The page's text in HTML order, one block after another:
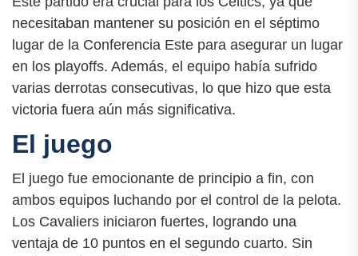
necesitaban mantener su posición en el séptimo
lugar de la Conferencia Este para asegurar un lugar
en los playoffs. Además, el equipo había sufrido
varias derrotas consecutivas, lo que hizo que esta
victoria fuera aún más significativa.
El juego
El juego fue emocionante de principio a fin, con
ambos equipos luchando por el control de la pelota.
Los Cavaliers iniciaron fuertes, logrando una
ventaja de 10 puntos en el segundo cuarto. Sin